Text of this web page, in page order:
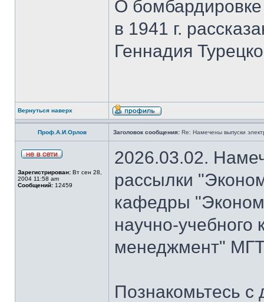
О
в 1941 г.
Геннадия
Вернуться наверх
Проф.А.И.Орлов Заголовок сообщения: Re: Намечены выпуски
Зарегистрирован: Вт сен 28,
2004 11:58 am
Сообщений: 12459
2026.03.02.
рассылки
кафедры
научно-
менеджмент"
Познакомьтесь